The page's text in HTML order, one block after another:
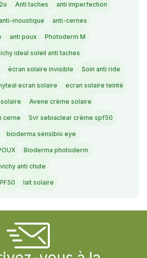
Anti taches anti imperfection
moustique anti-cernes
anti poux Photoderm M
ideal soleil anti taches
écran solaire invisible Soin anti ride
ecran solaire ecran solaire teinté
Avene crème solaire
cerne Svr sebiaclear crème spf50
bioderma sensibio eye
Bioderma photoderm
vichy anti chute
lait solaire